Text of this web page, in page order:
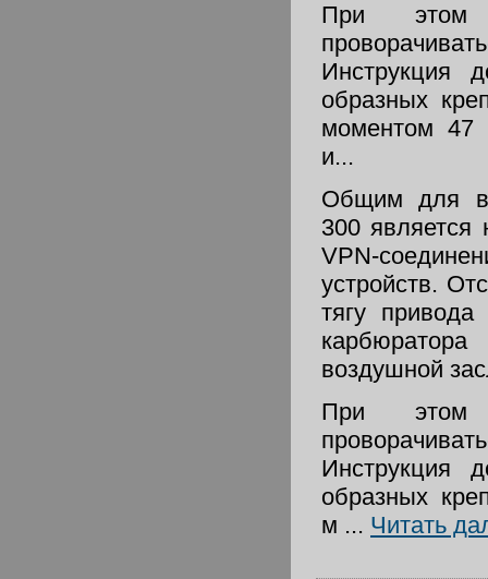
При этом
Инструкция
образных
моментом 47
и...
Общим для
300 является
VPN-
устройств.
тягу привода
воздушной
При этом
Инструкция
образных
м ... Читать